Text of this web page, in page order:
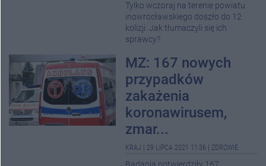
Tylko wczoraj na terenie powiatu
inowrocławskiego doszło do 12
kolizji. Jak tłumaczyli się ich
sprawcy?
MZ: 167 nowych
przypadków
zakażenia
koronawirusem,
zmar...
KRAJ 29 LIPCA 2021 11:36 ZDROWIE